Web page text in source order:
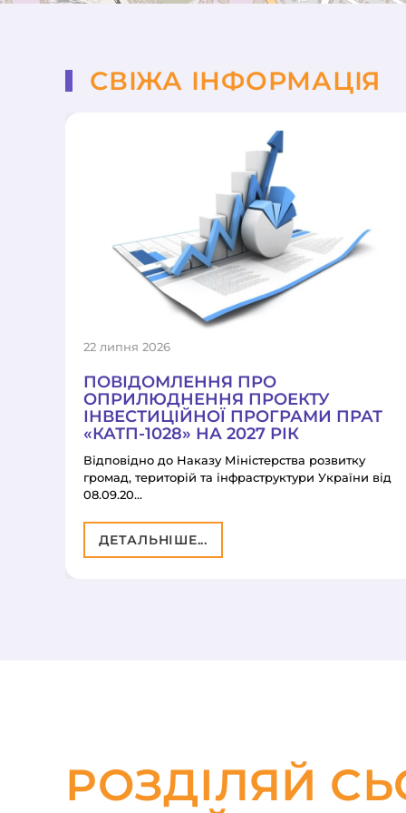
СВІЖА ІНФОРМАЦІЯ
22 липня 2026
ПОВІДОМЛЕННЯ ПРО
ОПРИЛЮДНЕННЯ ПРОЕКТУ
ІНВЕСТИЦІЙНОЇ ПРОГРАМИ ПРАТ
«КАТП-1028» НА 2027 РІК
Відповідно до Наказу Міністерства розвитку
громад, територій та інфраструктури України від
08.09.20…
ДЕТАЛЬНІШЕ...
РОЗДІЛЯЙ